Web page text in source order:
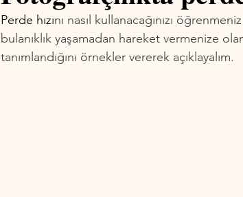
Perde hızını nasıl kullanacağınızı
bulanıklık yaşamadan hareket vermenize
tanımlandığını örnekler vererek açıklayalım.